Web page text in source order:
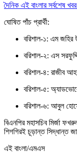
দৈনিক এই বাংলার
ঘোষিত পাঁচ প্রার্থী:
বরিশাল-১: এম জহির
বরিশাল-২: এস
বরিশাল-৪: রাজীব
বরিশাল-৫:
বরিশাল-৬: আবুল
বিএনপির মহাসচিব মির্জা
শিগগিরই চূড়ান্ত সিদ্ধান্ত
এই বাংলা/এমএস